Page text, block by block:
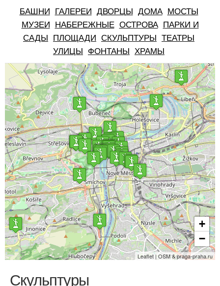
БАШНИ ГАЛЕРЕИ ДВОРЦЫ ДОМА
МОСТЫ
МУЗЕИ
НАБЕРЕЖНЫЕ ОСТРОВА
ПАРКИ И
САДЫ
ПЛОЩАДИ СКУЛЬПТУРЫ ТЕАТРЫ
УЛИЦЫ
ФОНТАНЫ ХРАМЫ
+
−
Leaflet | OSM & praga-praha.ru
Скульптуры